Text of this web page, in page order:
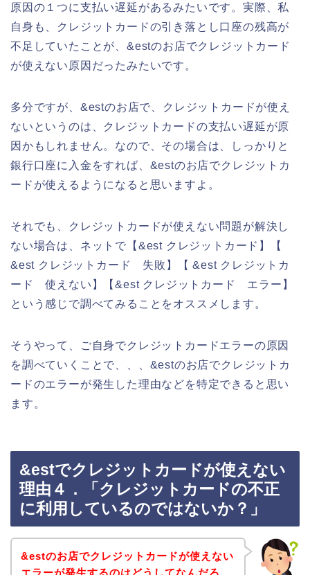
原因の１つに支払い遅延があるみたいです。実際、私
自身も、クレジットカードの引き落とし口座の残高が
不足していたことが、&estのお店でクレジットカード
が使えない原因だったみたいです。
多分ですが、&estのお店で、クレジットカードが使え
ないというのは、クレジットカードの支払い遅延が原
因かもしれません。なので、その場合は、しっかりと
銀行口座に入金をすれば、&estのお店でクレジットカ
ードが使えるようになると思いますよ。
それでも、クレジットカードが使えない問題が解決し
ない場合は、ネットで【&est クレジットカード】【
&est クレジットカード 失敗】【 &est クレジットカ
ード 使えない】【&est クレジットカード エラー】
という感じで調べてみることをオススメします。
そうやって、ご自身でクレジットカードエラーの原因
を調べていくことで、、、&estのお店でクレジットカ
ードのエラーが発生した理由などを特定できると思い
ます。
&estでクレジットカードが使えない
理由４．「クレジットカードの不正
に利用しているのではないか？」
&estのお店でクレジットカードが使えない
エラーが発生するのはどうしてなんだろ